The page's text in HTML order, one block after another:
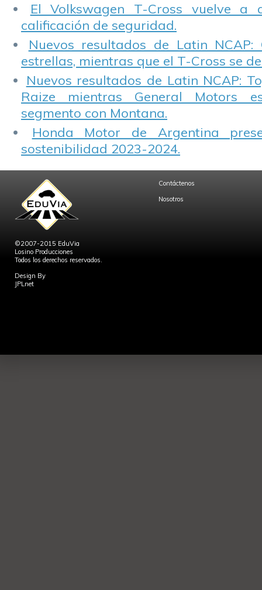
El Volkswagen T-Cross vuelve a
calificación de seguridad.
Nuevos resultados de Latin NCAP:
estrellas, mientras que el T-Cross se
Nuevos resultados de Latin NCAP:
Raize mientras General Motors
segmento con Montana.
Honda Motor de Argentina
sostenibilidad 2023-2024.
©2007-2015 EduVia
Losino Producciones
Todos los derechos reservados.
Design By
JPLnet
Contáctenos
Nosotros